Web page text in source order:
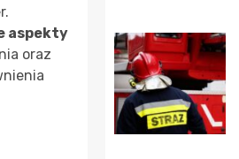
aspekty
oraz